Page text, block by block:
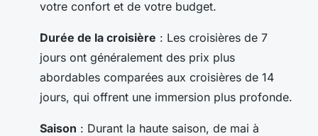
votre confort et de votre budget.
Durée de la croisière : Les croisières de 7
jours ont généralement des prix plus
abordables comparées aux croisières de 14
jours, qui offrent une immersion plus profonde.
Saison : Durant la haute saison, de mai à